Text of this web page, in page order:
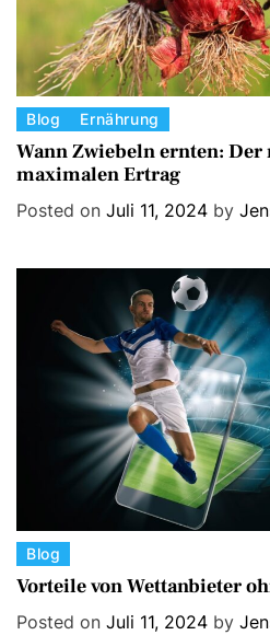
C
a
t
e
Blog Ernährung
Wann Zwiebeln ernten:
maximalen Ertrag
Posted on Juli 11, 2024 by
C
a
Blog
Vorteile von Wettanbieter
Posted on Juli 11, 2024 by